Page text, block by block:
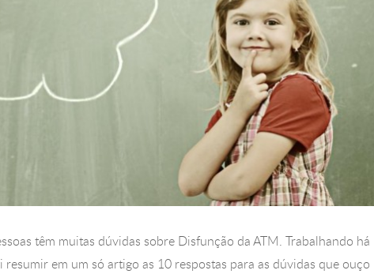
têm muitas dúvidas sobre Disfunção da ATM. Trabalhando há
resumir em um só artigo as 10 respostas para as dúvidas que ouço